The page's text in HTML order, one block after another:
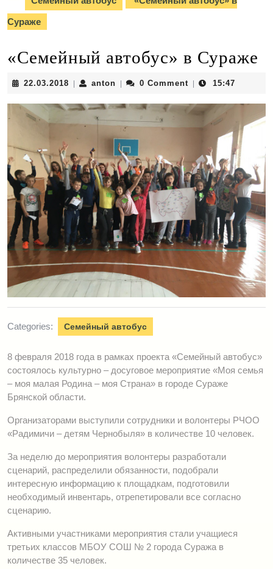
Сураже
«Семейный автобус» в Сураже
22.03.2018 22.03.2018
anton anton0 Comment 15:47
Categories: Семейный автобус
8 февраля 2018 года в рамках проекта «Семейный автобус»
состоялось культурно – досуговое мероприятие «Моя семья
– моя малая Родина – моя Страна» в городе Сураже
Брянской области.
Организаторами выступили сотрудники и волонтеры РЧОО
«Радимичи – детям Чернобыля» в количестве 10 человек.
За неделю до мероприятия волонтеры разработали
сценарий, распределили обязанности, подобрали
интересную информацию к площадкам, подготовили
необходимый инвентарь, отрепетировали все согласно
сценарию.
Активными участниками мероприятия стали учащиеся
третьих классов МБОУ СОШ № 2 города Суража в
количестве 35 человек.